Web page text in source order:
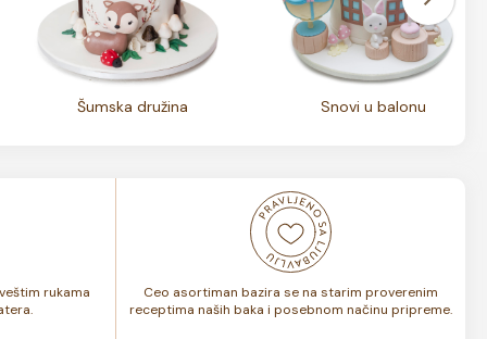
Šumska družina Snovi u balonu
rukama
Ceo asortiman bazira se na starim proverenim
receptima naših baka i posebnom načinu pripreme.